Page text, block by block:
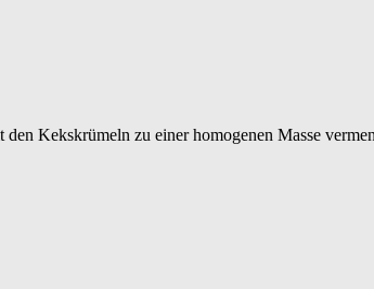
Kekskrümeln zu einer homogenen Masse